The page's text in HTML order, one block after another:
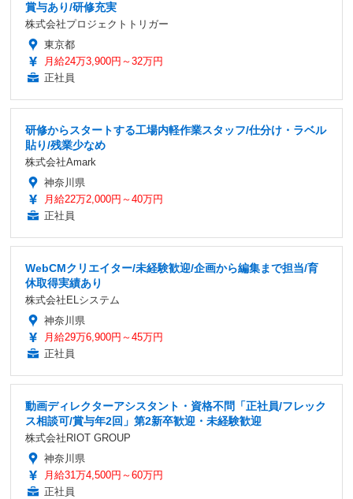
賞与あり/研修充実
株式会社プロジェクトトリガー
東京都
月給24万3,900円～32万円
正社員
研修からスタートする工場内軽作業スタッフ/仕分け・ラベル
貼り/残業少なめ
株式会社Amark
神奈川県
月給22万2,000円～40万円
正社員
WebCMクリエイター/未経験歓迎/企画から編集まで担当/育
休取得実績あり
株式会社ELシステム
神奈川県
月給29万6,900円～45万円
正社員
動画ディレクターアシスタント・資格不問「正社員/フレック
ス相談可/賞与年2回」第2新卒歓迎・未経験歓迎
株式会社RIOT GROUP
神奈川県
月給31万4,500円～60万円
正社員